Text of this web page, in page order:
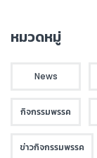
หมวดหมู่
News
กิจกรรมพรรค
ข่าวกิจกรรมพรรค